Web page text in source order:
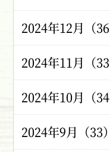
2024年12月（36
2024年11月（33
2024年10月（34
2024年9月（33）